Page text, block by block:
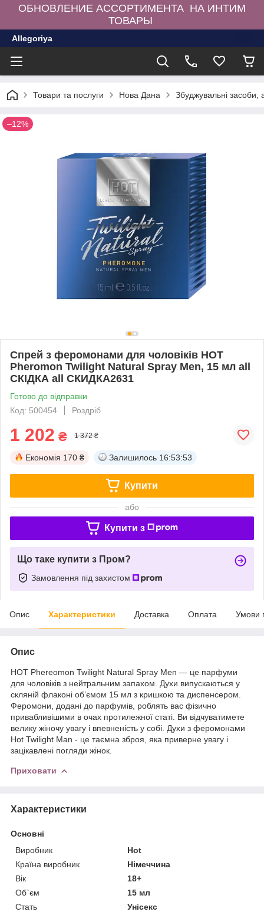
ОБНОВЛЕНИЕ АССОРТИМЕНТА НА ИНТИМ
ТОВАРЫ
Allegoriya
Товари та послуги Нова Дана Збуджувальні
–12%
Спрей з феромонами для чоловіків HOT
Pheromon Twilight Natural Spray Men, 15 мл all
СКІДКА all СКИДКА2631
Готово до відправки
Код: 500454
Роздріб
1 202 ₴ 1 372 ₴
Економія 170 ₴ Залишилось 16:53:53
Купити
або
Купити з
Що таке купити з Пром?
Замовлення під захистом
Опис Характеристики Доставка Оплата Умови
Опис
HOT Phereomon Twilight Natural Spray Men — це парфуми
для чоловіків з нейтральним запахом. Духи випускаються у
скляній флаконі об’ємом 15 мл з кришкою та диспенсером.
Феромони, додані до парфумів, роблять вас фізично
привабливішими в очах протилежної статі. Ви відчуватимете
велику жіночу увагу і впевненість у собі. Духи з феромонами
Hot Twilight Man - це таємна зброя, яка приверне увагу і
зацікавлені погляди жінок.
Приховати
Характеристики
Основні
Виробник
Hot
Країна виробник
Німеччина
Вік
18+
Об`єм
15 мл
Стать
Унісекс